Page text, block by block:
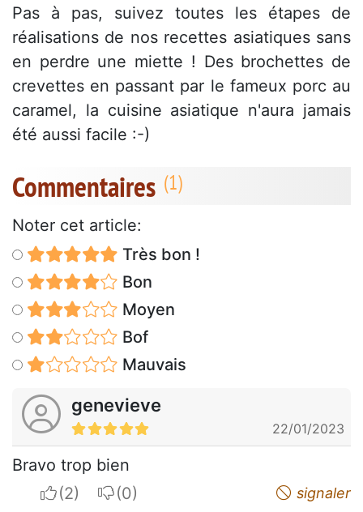
Pas à pas, suivez toutes les étapes de
réalisations de nos recettes asiatiques sans
en perdre une miette ! Des brochettes de
crevettes en passant par le fameux porc au
caramel, la cuisine asiatique n'aura jamais
été aussi facile :-)
Commentaires
Noter cet article:
Très bon !
Bon
Moyen
Bof
Mauvais
genevieve
22/01/2023
Bravo trop bien
I apreciateI do not appreciate signaler